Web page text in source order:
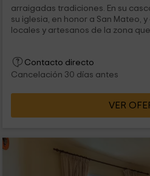
arraigadas tradiciones. En su casco antiguo podemos visitar
su iglesia, en honor a San Mateo,
locales y artesanos de la zona
Contacto directo
Cancelación 30 días antes
VER